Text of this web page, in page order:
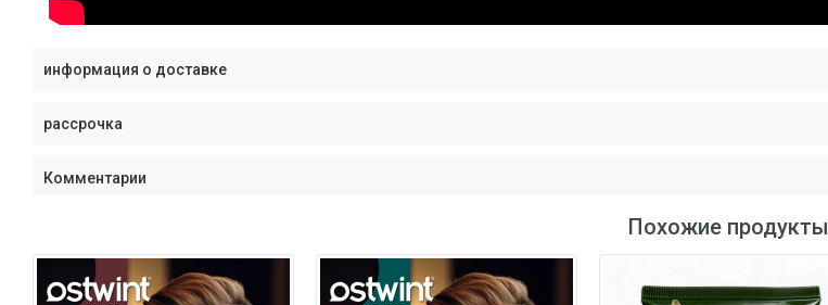
информация о доставке
рассрочка
Комментарии
Похожие продукты